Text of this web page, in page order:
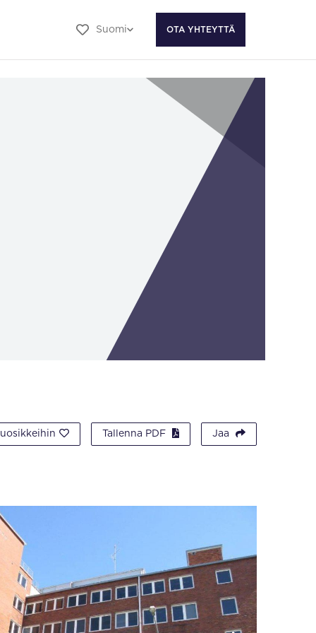
Suomi OTA YHTEYTTÄ
Tallenna PDF Jaa